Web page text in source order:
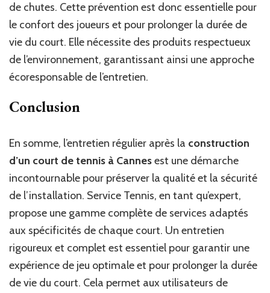
de chutes. Cette prévention est donc essentielle pour
le confort des joueurs et pour prolonger la durée de
vie du court. Elle nécessite des produits respectueux
de l’environnement, garantissant ainsi une approche
écoresponsable de l’entretien.
Conclusion
En somme, l’entretien régulier après la construction
d’un court de tennis à Cannesest une démarche
incontournable pour préserver la qualité et la sécurité
de l’installation. Service Tennis, en tant qu’expert,
propose une gamme complète de services adaptés
aux spécificités de chaque court. Un entretien
rigoureux et complet est essentiel pour garantir une
expérience de jeu optimale et pour prolonger la durée
de vie du court. Cela permet aux utilisateurs de